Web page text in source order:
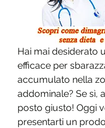
Hai mai desiderato
efficace per
accumulato nella
addominale? Se sì,
posto giusto! Oggi
presentarti un